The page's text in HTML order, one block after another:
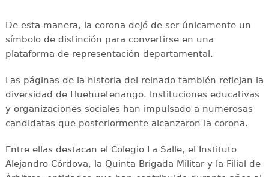
De esta manera, la corona dejó de ser únicamente un
símbolo de distinción para convertirse en una
plataforma de representación departamental.
Las páginas de la historia del reinado también reflejan la
diversidad de Huehuetenango. Instituciones educativas
y organizaciones sociales han impulsado a numerosas
candidatas que posteriormente alcanzaron la corona.
Entre ellas destacan el Colegio La Salle, el Instituto
Alejandro Córdova, la Quinta Brigada Militar y la Filial de